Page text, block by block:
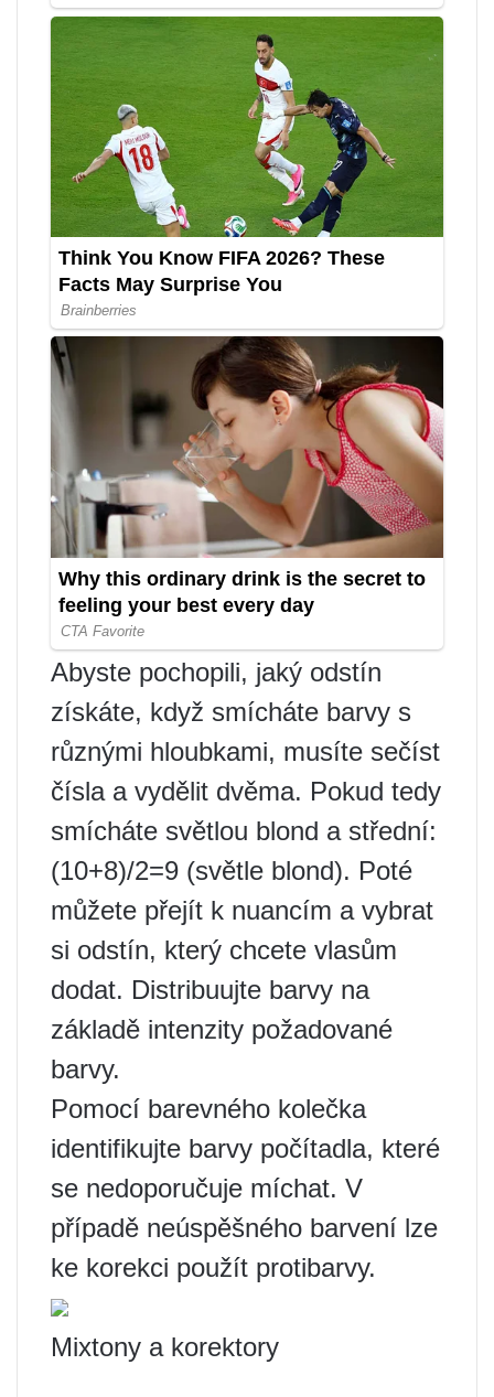
Abyste pochopili, jaký odstín
získáte, když smícháte barvy s
různými hloubkami, musíte sečíst
čísla a vydělit dvěma. Pokud tedy
smícháte světlou blond a střední:
(10+8)/2=9 (světle blond). Poté
můžete přejít k nuancím a vybrat
si odstín, který chcete vlasům
dodat. Distribuujte barvy na
základě intenzity požadované
barvy.
Pomocí barevného kolečka
identifikujte barvy počítadla, které
se nedoporučuje míchat. V
případě neúspěšného barvení lze
ke korekci použít protibarvy.
Mixtony a korektory